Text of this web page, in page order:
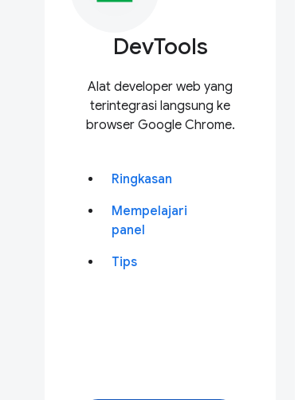
DevTools
Alat developer web yang
terintegrasi langsung ke
browser Google Chrome.
Ringkasan
Mempelajari
panel
Tips